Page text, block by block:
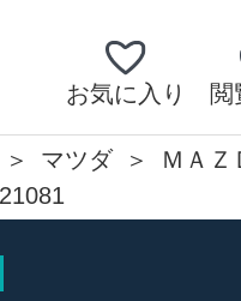
お気に入り 閲
マツダ
ＭＡＺ